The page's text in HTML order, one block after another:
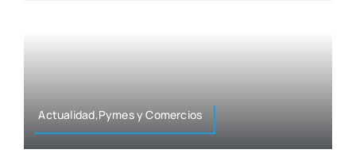
Actualidad,Pymes y Comer­cios